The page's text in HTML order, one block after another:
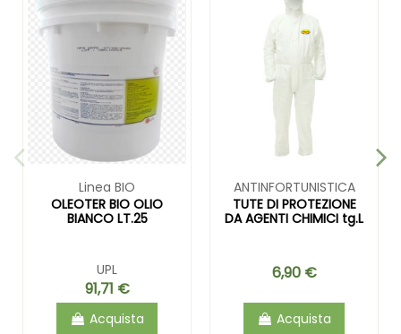
Linea BIO
OLEOTER BIO OLIO
BIANCO LT.25
UPL
91,71 €
Acquista
ANTINFORTUNISTICA
TUTE DI PROTEZIONE
DA AGENTI CHIMICI tg.L
6,90 €
Acquista